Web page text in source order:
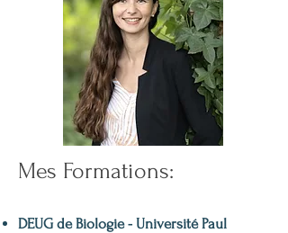
Mes Formations:
DEUG de Biologie - Université Paul